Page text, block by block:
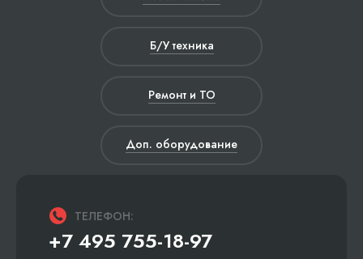
Б/У техника
Ремонт и ТО
Доп. оборудование
ТЕЛЕФОН:
+7 495 755-18-97